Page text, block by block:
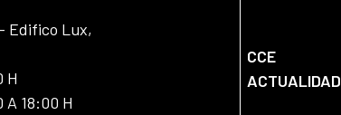
Edifico Lux,
H
A 18:00 H
CCE
ACTUALIDAD